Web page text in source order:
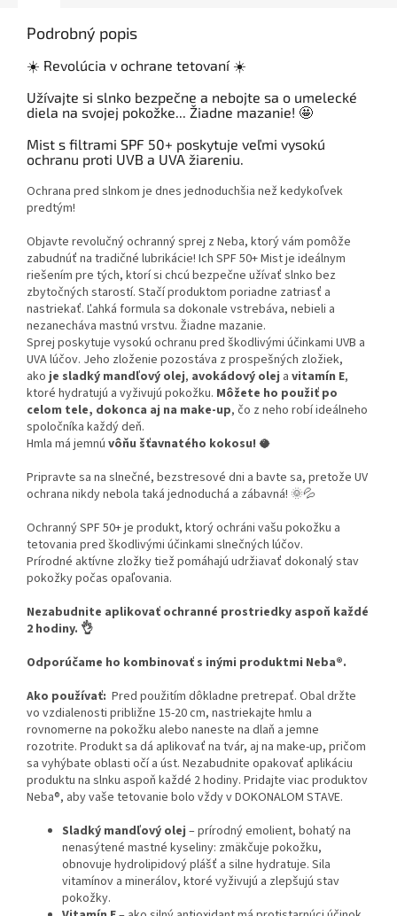
Podrobný popis
☀️ Revolúcia v ochrane tetovaní ☀️
Užívajte si slnko bezpečne a nebojte sa o umelecké
diela na svojej pokožke... Žiadne mazanie! 🤩
Mist s filtrami SPF 50+ poskytuje veľmi vysokú
ochranu proti UVB a UVA žiareniu.
Ochrana pred slnkom je dnes jednoduchšia než kedykoľvek
predtým!
Objavte revolučný ochranný sprej z Neba, ktorý vám pomôže
zabudnúť na tradičné lubrikácie! Ich SPF 50+ Mist je ideálnym
riešením pre tých, ktorí si chcú bezpečne užívať slnko bez
zbytočných starostí. Stačí produktom poriadne zatriasť a
nastriekať. Ľahká formula sa dokonale vstrebáva, nebieli a
nezanecháva mastnú vrstvu. Žiadne mazanie.
Sprej poskytuje vysokú ochranu pred škodlivými účinkami UVB a
UVA lúčov. Jeho zloženie pozostáva z prospešných zložiek,
ako je sladký mandľový olej, avokádový olej a vitamín E,
ktoré hydratujú a vyživujú pokožku. Môžete ho použiť po
celom tele, dokonca aj na make-up, čo z neho robí ideálneho
spoločníka každý deň.
Hmla má jemnú vôňu šťavnatého kokosu! 🥥
Pripravte sa na slnečné, bezstresové dni a bavte sa, pretože UV
ochrana nikdy nebola taká jednoduchá a zábavná! 🌞💦
Ochranný SPF 50+ je produkt, ktorý ochráni vašu pokožku a
tetovania pred škodlivými účinkami slnečných lúčov.
Prírodné aktívne zložky tiež pomáhajú udržiavať dokonalý stav
pokožky počas opaľovania.
Nezabudnite aplikovať ochranné prostriedky aspoň každé
2 hodiny. 👌
Odporúčame ho kombinovať s inými produktmi Neba®.
Ako používať: Pred použitím dôkladne pretrepať. Obal držte
vo vzdialenosti približne 15-20 cm, nastriekajte hmlu a
rovnomerne na pokožku alebo naneste na dlaň a jemne
rozotrite. Produkt sa dá aplikovať na tvár, aj na make-up, pričom
sa vyhýbate oblasti očí a úst. Nezabudnite opakovať aplikáciu
produktu na slnku aspoň každé 2 hodiny. Pridajte viac produktov
Neba®, aby vaše tetovanie bolo vždy v DOKONALOM STAVE.
Sladký mandľový olej – prírodný emolient, bohatý na
nenasýtené mastné kyseliny: zmäkčuje pokožku,
obnovuje hydrolipidový plášť a silne hydratuje. Sila
vitamínov a minerálov, ktoré vyživujú a zlepšujú stav
pokožky.